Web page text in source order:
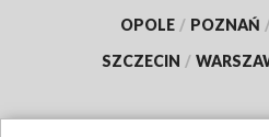
OPOLE / POZNAŃ
SZCZECIN /